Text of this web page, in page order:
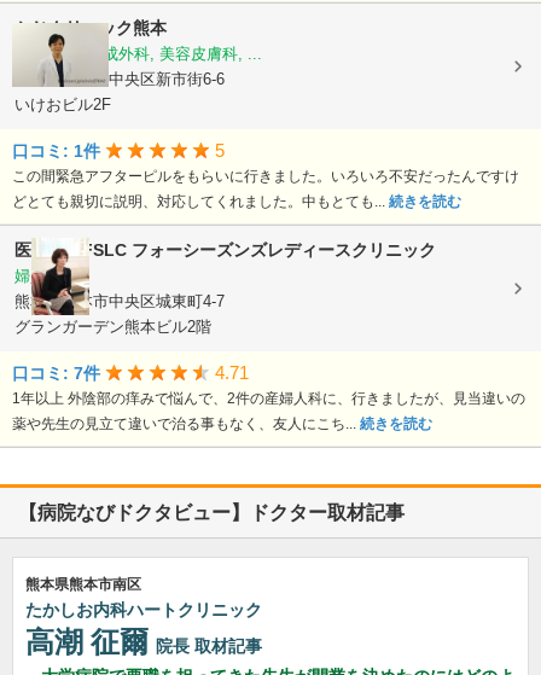
かじクリニック熊本
美容外科, 形成外科, 美容皮膚科, ...
熊本県熊本市中央区新市街6-6
いけおビル2F
口コミ: 1件 5
この間緊急アフターピルをもらいに行きました。いろいろ不安だったんですけ
どとても親切に説明、対応してくれました。中もとても... 続きを読む
医療法人FSLC フォーシーズンズレディースクリニック
婦人科
熊本県熊本市中央区城東町4-7
グランガーデン熊本ビル2階
口コミ: 7件 4.71
1年以上 外陰部の痒みで悩んで、2件の産婦人科に、行きましたが、見当違いの
薬や先生の見立て違いで治る事もなく、友人にこち... 続きを読む
【病院なびドクタビュー】ドクター取材記事
熊本県熊本市南区
たかしお内科ハートクリニック
高潮 征爾 院長 取材記事